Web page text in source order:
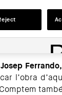
l’obra